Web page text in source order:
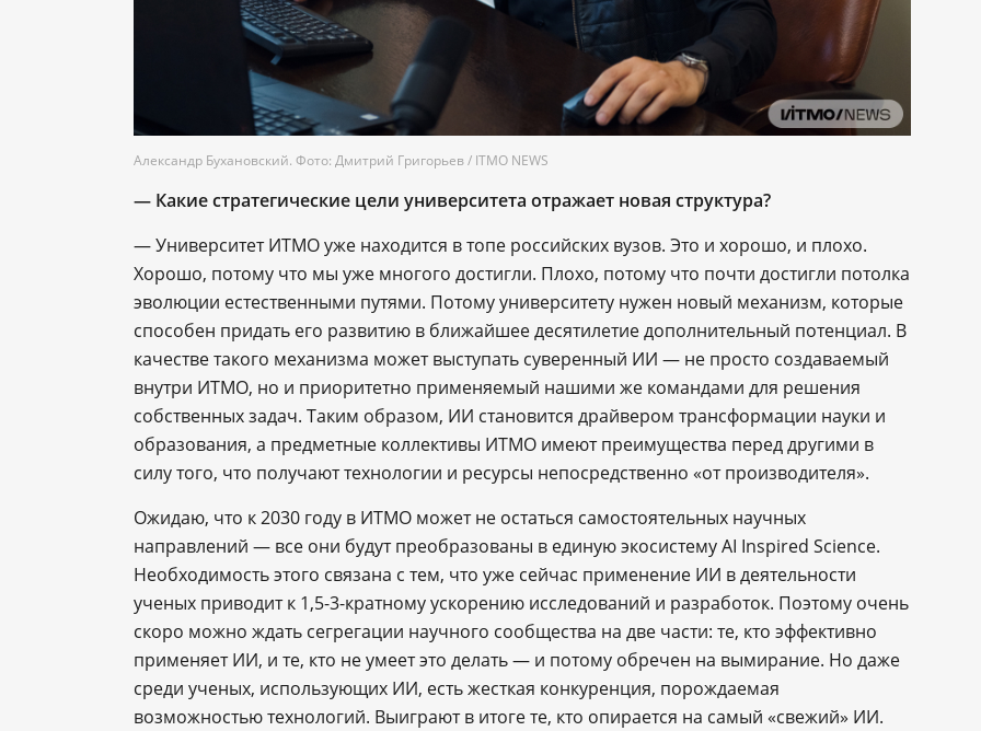
Александр Бухановский. Фото: Дмитрий Григорьев / ITMO NEWS
— Какие стратегические цели университета отражает новая структура?
— Университет ИТМО уже находится в топе российских вузов. Это и хорошо, и плохо.
Хорошо, потому что мы уже многого достигли. Плохо, потому что почти достигли потолка
эволюции естественными путями. Потому университету нужен новый механизм, которые
способен придать его развитию в ближайшее десятилетие дополнительный потенциал. В
качестве такого механизма может выступать суверенный ИИ — не просто создаваемый
внутри ИТМО, но и приоритетно применяемый нашими же командами для решения
собственных задач. Таким образом, ИИ становится драйвером трансформации науки и
образования, а предметные коллективы ИТМО имеют преимущества перед другими в
силу того, что получают технологии и ресурсы непосредственно «от производителя».
Ожидаю, что к 2030 году в ИТМО может не остаться самостоятельных научных
направлений — все они будут преобразованы в единую экосистему AI Inspired Science.
Необходимость этого связана с тем, что уже сейчас применение ИИ в деятельности
ученых приводит к 1,5-3-кратному ускорению исследований и разработок. Поэтому очень
скоро можно ждать сегрегации научного сообщества на две части: те, кто эффективно
применяет ИИ, и те, кто не умеет это делать — и потому обречен на вымирание. Но даже
среди ученых, использующих ИИ, есть жесткая конкуренция, порождаемая
возможностью технологий. Выиграют в итоге те, кто опирается на самый «свежий» ИИ.